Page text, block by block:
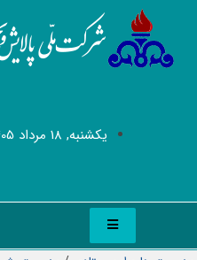
يکشنبه, 18 مرداد 1405